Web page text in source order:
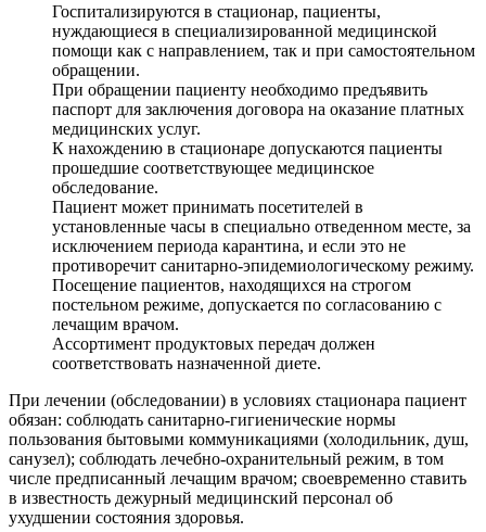
Госпитализируются в стационар, пациенты,
нуждающиеся в специализированной медицинской
помощи как с направлением, так и при самостоятельном
обращении.
При обращении пациенту необходимо предъявить
паспорт для заключения договора на оказание платных
медицинских услуг.
К нахождению в стационаре допускаются пациенты
прошедшие соответствующее медицинское
обследование.
Пациент может принимать посетителей в
установленные часы в специально отведенном месте, за
исключением периода карантина, и если это не
противоречит санитарно-эпидемиологическому режиму.
Посещение пациентов, находящихся на строгом
постельном режиме, допускается по согласованию с
лечащим врачом.
Ассортимент продуктовых передач должен
соответствовать назначенной диете.
При лечении (обследовании) в условиях стационара пациент
обязан: соблюдать санитарно-гигиенические нормы
пользования бытовыми коммуникациями (холодильник, душ,
санузел); соблюдать лечебно-охранительный режим, в том
числе предписанный лечащим врачом; своевременно ставить
в известность дежурный медицинский персонал об
ухудшении состояния здоровья.